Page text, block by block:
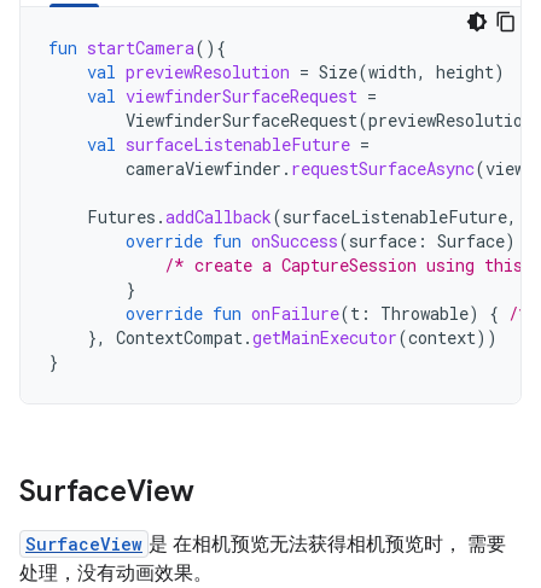
fun startCamera(){
val previewResolution = Size(width, height)
val viewfinderSurfaceRequest =
ViewfinderSurfaceRequest(previewResolution
val surfaceListenableFuture =
cameraViewfinder . requestSurfaceAsync(
Futures .addCallback(surfaceListenableFuture,
override fun onSuccess(surface : Surface)
/* create a CaptureSession using this
}
override fun onFailure(t : Throwable) { /*
},
ContextCompat.getMainExecutor(context))
}
SurfaceView
SurfaceView 是 在相机预览无法获得相机预览时， 需要
处理，没有动画效果。